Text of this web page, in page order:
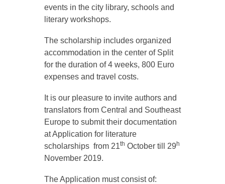
events in the city library, schools and
literary workshops.
The scholarship includes organized
accommodation in the center of Split
for the duration of 4 weeks, 800 Euro
expenses and travel costs.
It is our pleasure to invite authors and
translators from Central and Southeast
Europe to submit their documentation
at Application for literature
scholarships from 21th October till 29h
November 2019.
The Application must consist of: